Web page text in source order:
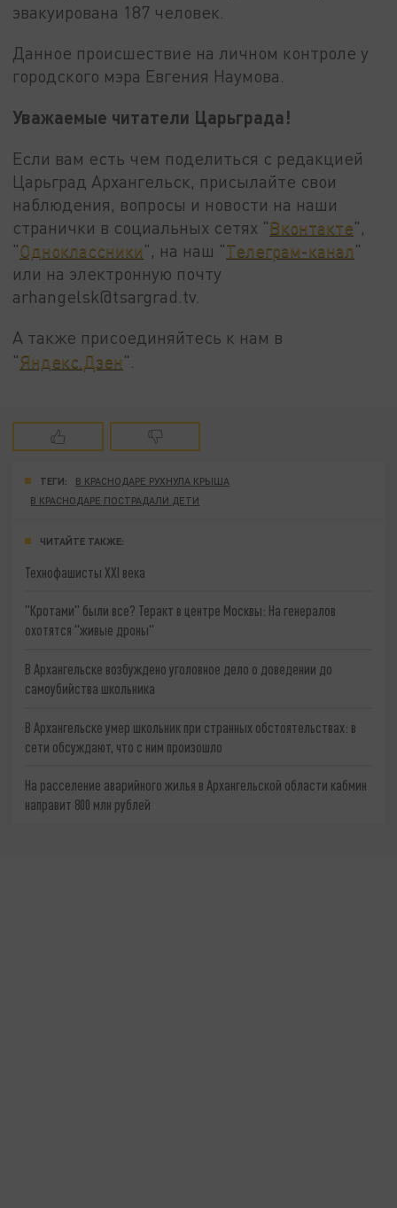
эвакуирована 187 человек.
Данное происшествие на личном контроле у
городского мэра Евгения Наумова.
Уважаемые читатели Царьграда!
Если вам есть чем поделиться с редакцией
Царьград Архангельск, присылайте свои
наблюдения, вопросы и новости на наши
странички в социальных сетях "Вконтакте",
"Одноклассники", на наш "Телеграм-канал"
или на электронную почту
arhangelsk@tsargrad.tv.
А также присоединяйтесь к нам в
"Яндекс.Дзен".
ТЕГИ:
В КРАСНОДАРЕ РУХНУЛА КРЫША
В КРАСНОДАРЕ ПОСТРАДАЛИ ДЕТИ
ЧИТАЙТЕ ТАКЖЕ:
Технофашисты XXI века
"Кротами" были все? Теракт в центре Москвы: На генералов
охотятся "живые дроны"
В Архангельске возбуждено уголовное дело о доведении до
самоубийства школьника
В Архангельске умер школьник при странных обстоятельствах: в
сети обсуждают, что с ним произошло
На расселение аварийного жилья в Архангельской области кабмин
направит 800 млн рублей